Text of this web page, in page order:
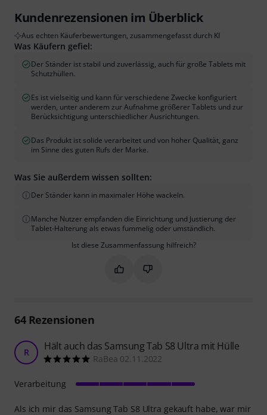
Kundenrezensionen im Überblick
Aus echten Käuferbewertungen, zusammengefasst durch KI
Was Käufern gefiel:
Der Ständer ist stabil und zuverlässig, auch für große Tablets mit
Schutzhüllen.
Es ist vielseitig und kann für verschiedene Zwecke konfiguriert
werden, unter anderem zur Aufnahme größerer Tablets und zur
Berücksichtigung unterschiedlicher Ausrichtungen.
Das Produkt ist solide verarbeitet und von hoher Qualität, ganz
im Sinne des guten Rufs der Marke.
Was Sie außerdem wissen sollten:
Der Ständer kann in maximaler Höhe wackeln.
Manche Nutzer empfanden die Einrichtung und Justierung der
Tablet-Halterung als etwas fummelig oder umständlich.
Ist diese Zusammenfassung hilfreich?
Markieren Sie diese
Markieren Sie diese
64Rezensionen
R Hält auch das Samsung Tab S8 Ultra mit Hülle
RaBea 02.11.2022
Als ich mir das Samsung Tab S8 Ultra gekauft habe, war mir
Verarbeitung